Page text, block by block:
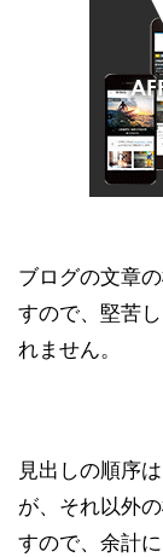
ブログの文章
すので、堅苦
れません。
見出しの順序
が、それ以外
すので、余計